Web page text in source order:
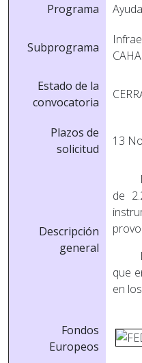
Programa
Subprograma
Estado de la
convocatoria
Plazos de
solicitud
13
Descripción
general
de
que
en
Fondos
Europeos